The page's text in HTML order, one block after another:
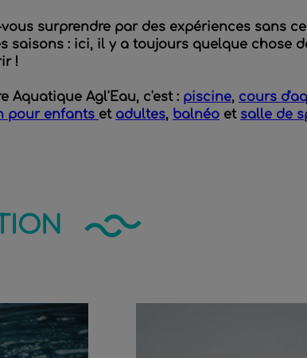
vous surprendre par des expériences sans
saisons : ici, il y a toujours quelque chose
!
Aquatique Agl'Eau, c'est : piscine, cours
pour enfants et adultes, balnéo et salle de